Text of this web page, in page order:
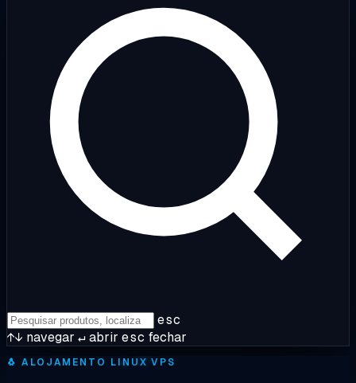
esc
↑↓ navegar ↵abrir esc fechar
🐧 ALOJAMENTO LINUX VPS